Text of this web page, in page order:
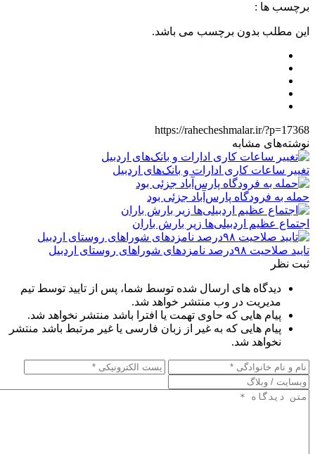
برچسب ها :
این مطلب بدون برچسب می باشد.
https://rahecheshmalar.ir/?p=17368
نوشته‌های مشابه
تغییر ساعات کاری ادارات و بانک‌های اردبیل
حمله به فرودگاه پارس‌‌آباد جزئی بود
اجتماع عظیم اردبیلی‌ها زیر بارش باران
تایید صلاحیت ۹۸درصد نامزدهای شوراهای روستای اردبیل
ثبت نظر
دیدگاه های ارسال شده توسط شما، پس از تایید توسط تیم
مدیریت در وب منتشر خواهد شد.
پیام هایی که حاوی تهمت یا افترا باشد منتشر نخواهد شد.
پیام هایی که به غیر از زبان فارسی یا غیر مرتبط باشد منتشر
نخواهد شد.